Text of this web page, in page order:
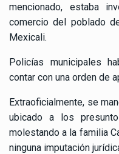
mencionado, estaba
comercio del poblado
Mexicali.
Policías municipales
contar con una orden de
Extraoficialmente, se
ubicado a los
molestando a la familia
ninguna imputación